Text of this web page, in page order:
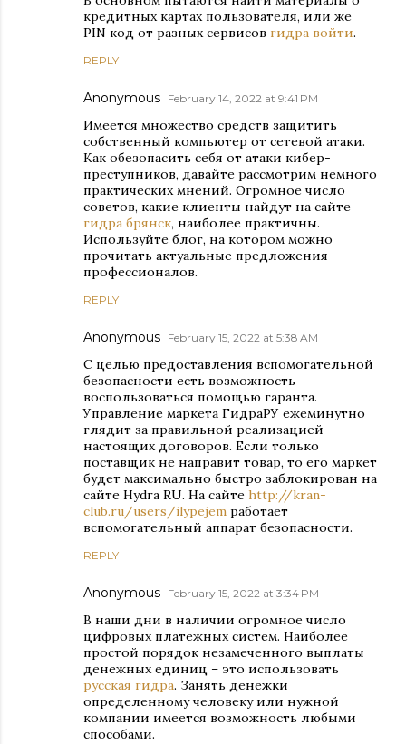
кредитных картах пользователя, или же
PIN код от разных сервисов гидра войти.
REPLY
Anonymous February 14, 2022 at 9:41 PM
Имеется множество средств защитить
собственный компьютер от сетевой атаки.
Как обезопасить себя от атаки кибер-
преступников, давайте рассмотрим немного
практических мнений. Огромное число
советов, какие клиенты найдут на сайте
гидра брянск, наиболее практичны.
Используйте блог, на котором можно
прочитать актуальные предложения
профессионалов.
REPLY
Anonymous February 15, 2022 at 5:38 AM
С целью предоставления вспомогательной
безопасности есть возможность
воспользоваться помощью гаранта.
Управление маркета ГидраРУ ежеминутно
глядит за правильной реализацией
настоящих договоров. Если только
поставщик не направит товар, то его маркет
будет максимально быстро заблокирован на
сайте Hydra RU. На сайте http://kran-
club.ru/users/ilypejem работает
вспомогательный аппарат безопасности.
REPLY
Anonymous February 15, 2022 at 3:34 PM
В наши дни в наличии огромное число
цифровых платежных систем. Наиболее
простой порядок незамеченного выплаты
денежных единиц – это использовать
русская гидра. Занять денежки
определенному человеку или нужной
компании имеется возможность любыми
способами.